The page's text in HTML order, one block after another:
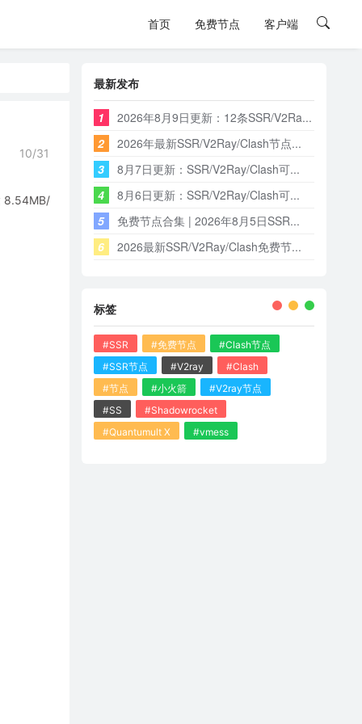
首页 免费节点 客户端
10/31
8.54MB/
最新发布
1
2026年8月9日更新：12条SSR/V2Ra...
2
2026年最新SSR/V2Ray/Clash节点...
3
8月7日更新：SSR/V2Ray/Clash可...
4
8月6日更新：SSR/V2Ray/Clash可...
5
免费节点合集 | 2026年8月5日SSR...
6
2026最新SSR/V2Ray/Clash免费节...
标签
#SSR #免费节点
#Clash节点
#SSR节点
#V2ray
#Clash
#节点
#小火箭
#V2ray节点
#SS
#Shadowrocket
#Quantumult X
#vmess